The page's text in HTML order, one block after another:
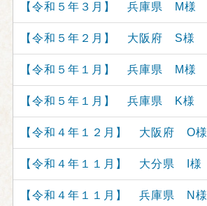
【令和５年３月】 兵庫県 M様
【令和５年２月】 大阪府 S様
【令和５年１月】 兵庫県 M様
【令和５年１月】 兵庫県 K様
【令和４年１２月】 大阪府 O様
【令和４年１１月】 大分県 I様
【令和４年１１月】 兵庫県 N様